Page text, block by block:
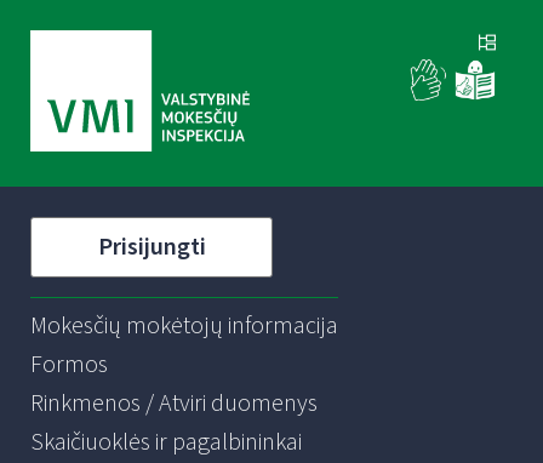
Prisijungti
Mokesčių mokėtojų informacija
Formos
Rinkmenos / Atviri duomenys
Skaičiuoklės ir pagalbininkai